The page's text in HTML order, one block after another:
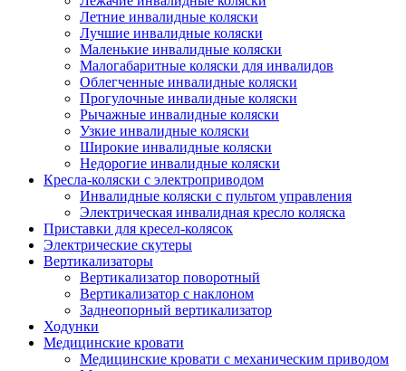
Летние инвалидные коляски
Лучшие инвалидные коляски
Маленькие инвалидные коляски
Малогабаритные коляски для инвалидов
Облегченные инвалидные коляски
Прогулочные инвалидные коляски
Рычажные инвалидные коляски
Узкие инвалидные коляски
Широкие инвалидные коляски
Недорогие инвалидные коляски
Кресла-коляски с электроприводом
Инвалидные коляски с пультом управления
Электрическая инвалидная кресло коляска
Приставки для кресел-колясок
Электрические скутеры
Вертикализаторы
Вертикализатор поворотный
Вертикализатор с наклоном
Заднеопорный вертикализатор
Ходунки
Медицинские кровати
Медицинские кровати с механическим приводом